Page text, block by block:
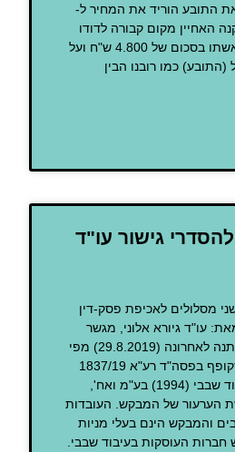
התובע הוריד את המחיר ל-
קנה האחיין מקום קבורה לדודו
בסמיכות לקברה של אשתו בסכום של 4.800 ש"ח ועל
כמו רובנו הבין
גישור עו"ד
מסלולים לאכיפת פסק-דין
עו"ד גיורא אלוני, מגשר
הכרעה תקדימית זו ניתנה לאחרונה (‏29.8.2019) מפי
כב' השופט עופר גרוסקופף בפסה"ד רע"א 1837/19
בוכריס נ' המשבב עיבוד שבבי (1994) בע"מ ואח',
הערעור של המבקש. העובדות
והמבקש הינם בעלי מניות
חברות העוסקות בעיבוד שבבי.